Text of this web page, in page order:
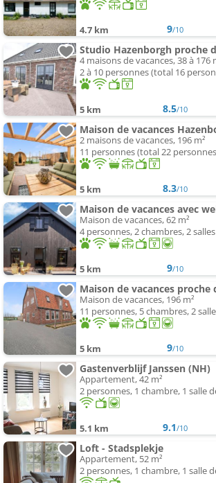
4.7 km 9/10
Studio Hazenborgh proche
4 maisons de vacances, 38 à 176
2 à 10 personnes (total 16
5 km 8.5/10
2 maisons de vacances, 196 m²
11 personnes (total 22
5 km 8.3/10
Maison de vacances avec
Maison de vacances, 62 m²
4 personnes, 2 chambres, 2
5 km 9/10
Maison de vacances proche
Maison de vacances, 196 m²
11 personnes, 5 chambres, 2
5 km 9/10
Gastenverblijf Janssen (NH)
Appartement, 42 m²
2 personnes, 1 chambre, 1 salle
5.1 km 9.1/10
Loft - Stadsplekje
Appartement, 52 m²
2 personnes, 1 chambre, 1 salle